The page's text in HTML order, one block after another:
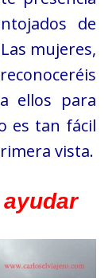
de
mujeres,
ellos para
es tan fácil
vista.